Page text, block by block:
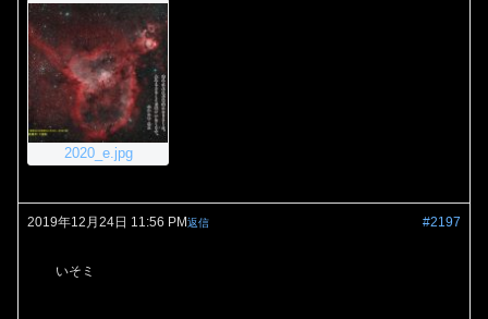
2020_e.jpg
2019年12月24日 11:56 PM #2197
返信
いそミ